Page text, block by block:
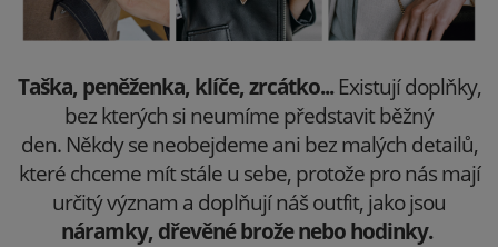
Taška, peněženka, klíče, zrcátko...Existují doplňky,
bez kterých si neumíme představit běžný
den. Někdy se neobejdeme ani bez malých detailů,
které chceme mít stále u sebe, protože pro nás mají
určitý význam a doplňují náš outfit, jako jsou
náramky, dřevěné brože nebo hodinky.